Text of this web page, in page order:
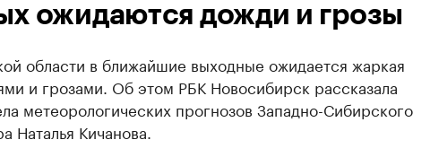
ожидаются дожди и грозы
области в ближайшие выходные ожидается жаркая
и грозами. Об этом РБК Новосибирск рассказала
метеорологических прогнозов Западно-Сибирского
Наталья Кичанова.